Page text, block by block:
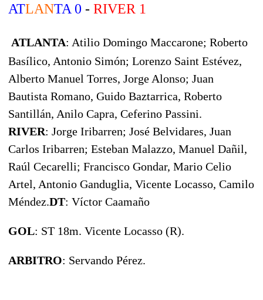
ATLANTA 0 - RIVER 1
ATLANTA: Atilio Domingo Maccarone; Roberto
Basílico, Antonio Simón; Lorenzo Saint Estévez,
Alberto Manuel Torres, Jorge Alonso; Juan
Bautista Romano, Guido Baztarrica, Roberto
Santillán, Anilo Capra, Ceferino Passini.
RIVER: Jorge Iribarren; José Belvidares, Juan
Carlos Iribarren; Esteban Malazzo, Manuel Dañil,
Raúl Cecarelli; Francisco Gondar, Mario Celio
Artel, Antonio Ganduglia, Vicente Locasso, Camilo
Méndez.DT: Víctor Caamaño
GOL: ST 18m. Vicente Locasso (R).
ARBITRO: Servando Pérez.